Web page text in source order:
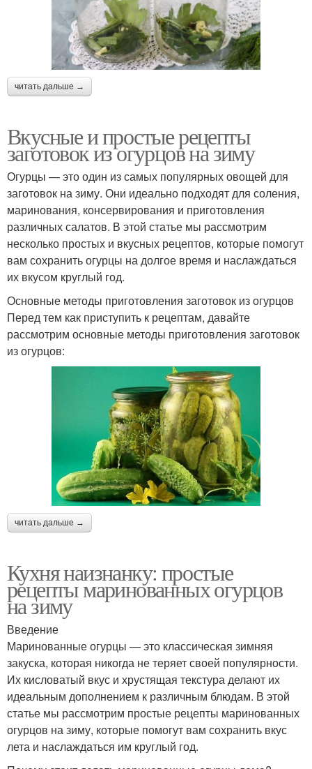
читать дальше →
Вкусные и простые рецепты
заготовок из огурцов на зиму
Огурцы — это один из самых популярных овощей для
заготовок на зиму. Они идеально подходят для соления,
маринования, консервирования и приготовления
различных салатов. В этой статье мы рассмотрим
несколько простых и вкусных рецептов, которые помогут
вам сохранить огурцы на долгое время и наслаждаться
их вкусом круглый год.
Основные методы приготовления заготовок из огурцов
Перед тем как приступить к рецептам, давайте
рассмотрим основные методы приготовления заготовок
из огурцов:
читать дальше →
Кухня наизнанку: простые
рецепты маринованных огурцов
на зиму
Введение
Маринованные огурцы — это классическая зимняя
закуска, которая никогда не теряет своей популярности.
Их кисловатый вкус и хрустящая текстура делают их
идеальным дополнением к различным блюдам. В этой
статье мы рассмотрим простые рецепты маринованных
огурцов на зиму, которые помогут вам сохранить вкус
лета и наслаждаться им круглый год.